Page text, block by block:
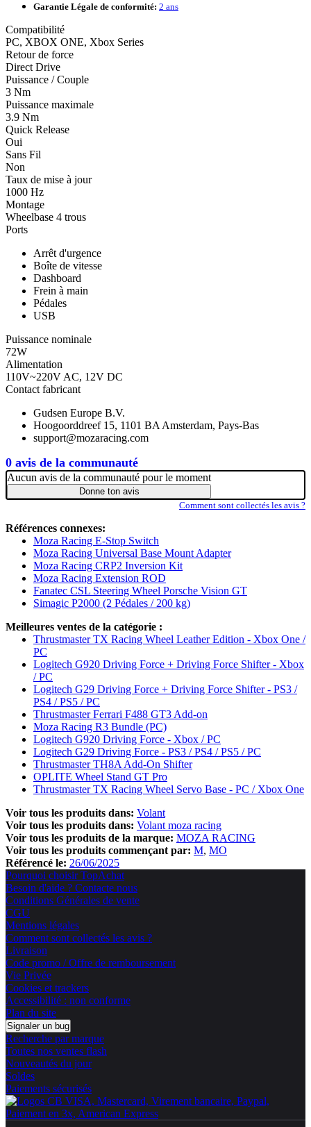
0 avis de la communauté
Garantie Légale de conformité: 2 ans
Compatibilité
PC, XBOX ONE, Xbox Series
Retour de force
Direct Drive
Puissance / Couple
3 Nm
Puissance maximale
3.9 Nm
Quick Release
Oui
Sans Fil
Non
Taux de mise à jour
1000 Hz
Montage
Wheelbase 4 trous
Ports
Arrêt d'urgence
Boîte de vitesse
Dashboard
Frein à main
Pédales
USB
Puissance nominale
72W
Alimentation
110V~220V AC, 12V DC
Contact fabricant
Gudsen Europe B.V.
Hoogoorddreef 15, 1101 BA Amsterdam, Pays-Bas
support@mozaracing.com
Aucun avis de la communauté pour le moment
Donne ton avis
Comment sont collectés les avis ?
Références connexes:
Moza Racing E-Stop Switch
Moza Racing Universal Base Mount Adapter
Moza Racing CRP2 Inversion Kit
Moza Racing Extension ROD
Fanatec CSL Steering Wheel Porsche Vision GT
Simagic P2000 (2 Pédales / 200 kg)
Meilleures ventes de la catégorie :
Thrustmaster TX Racing Wheel Leather Edition - Xbox One /
PC
Logitech G920 Driving Force + Driving Force Shifter - Xbox
/ PC
Logitech G29 Driving Force + Driving Force Shifter - PS3 /
PS4 / PS5 / PC
Thrustmaster Ferrari F488 GT3 Add-on
Moza Racing R3 Bundle (PC)
Logitech G920 Driving Force - Xbox / PC
Logitech G29 Driving Force - PS3 / PS4 / PS5 / PC
Thrustmaster TH8A Add-On Shifter
OPLITE Wheel Stand GT Pro
Thrustmaster TX Racing Wheel Servo Base - PC / Xbox One
Voir tous les produits dans: Volant
Voir tous les produits dans: Volant moza racing
Voir tous les produits de la marque: MOZA RACING
Voir tous les produits commençant par: M MO
Référencé le: 26/06/2025
Pourquoi choisir TopAchat
Besoin d'aide ? Contacte nous
Conditions Générales de vente
CGU
Mentions légales
Comment sont collectés les avis ?
Livraison
Code promo / Offre de remboursement
Vie Privée
Cookies et trackers
Accessibilité : non conforme
Plan du site
Signaler un bug
Recherche par marque
Toutes nos ventes flash
Nouveautés du jour
Soldes
Paiements sécurisés